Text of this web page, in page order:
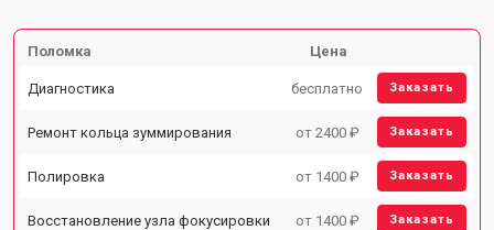
Поломка Цена
Диагностика бесплатно Заказать
Ремонт кольца зуммирования от 2400 ₽ Заказать
Полировка от 1400 ₽ Заказать
Восстановление узла фокусировки от 1400 ₽ Заказать